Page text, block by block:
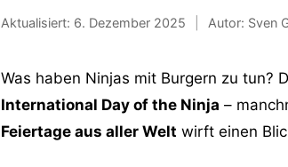
Aktualisiert: 6. Dezember 2025 Autor: Sven
Was haben Ninjas mit Burgern zu
International Day of the Ninja –
Feiertage aus aller Welt wirft einen